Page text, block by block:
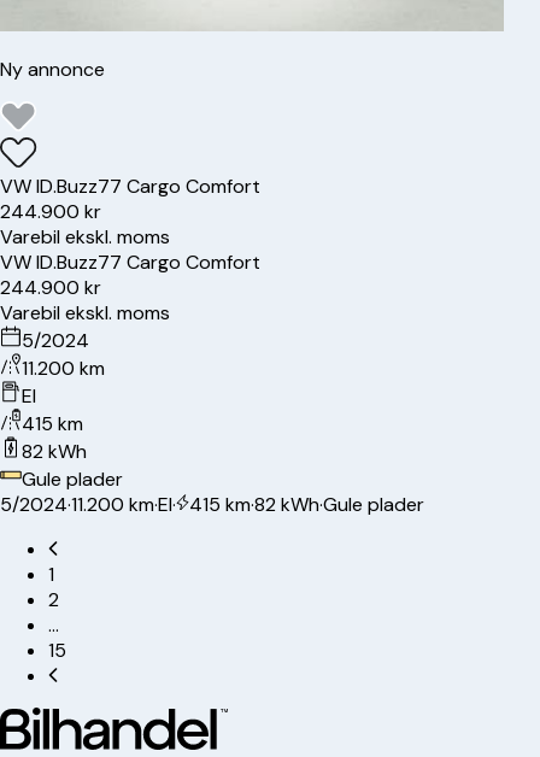
Ny annonce
VWID.Buzz77 Cargo Comfort
244.900 kr
Varebil ekskl. moms
VWID.Buzz77 Cargo Comfort
244.900 kr
Varebil ekskl. moms
5/2024
11.200 km
El
415 km
82 kWh
Gule plader
5/2024·11.200 km·El· 415 km·82 kWh·Gule plader
1
2
…
15